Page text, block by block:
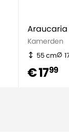
Kamerden
55 cm
€ 1799